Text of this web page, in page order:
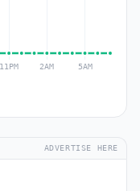
ADVERTISE HERE